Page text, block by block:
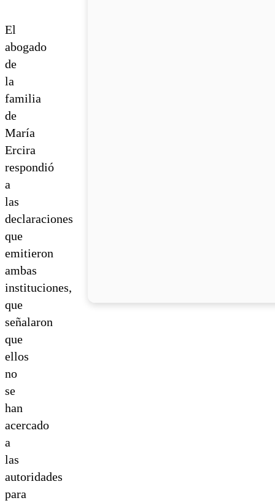
El
abogado
de
la
familia
de
María
Ercira
respondió
a
las
declaraciones
que
emitieron
ambas
instituciones,
que
señalaron
que
ellos
no
se
han
acercado
a
las
autoridades
para